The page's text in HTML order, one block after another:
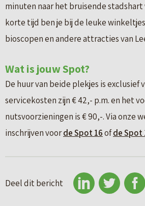
minuten naar het bruisende stadshart
korte tijd ben je bij de leuke
bioscopen en andere attracties van
Wat is jouw Spot?
De huur van beide plekjes is exclusief
servicekosten zijn € 42,- p.m. en het
nutsvoorzieningen is € 90,-. Via onze
inschrijven voorde Spot 16ofde Spot
Deel dit bericht